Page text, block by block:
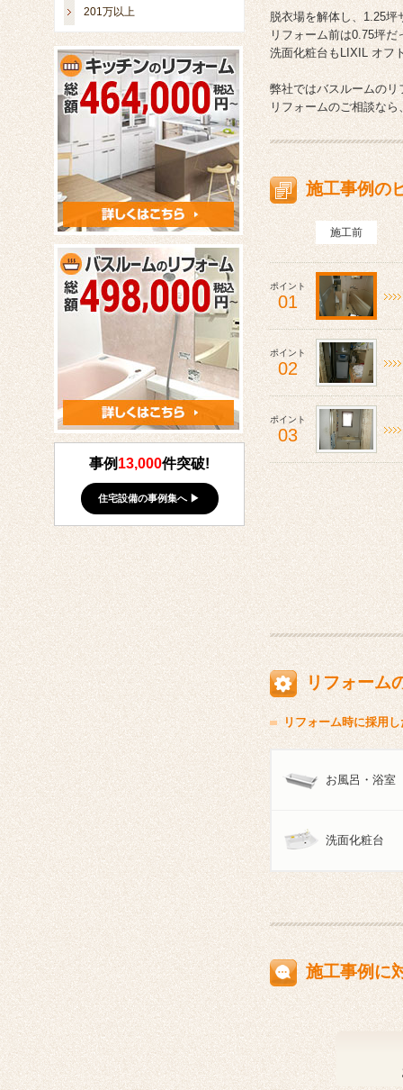
脱衣場を解体し、1.25
リフォーム前は0.75坪だ
洗面化粧台もLIXIL オフ
弊社ではバスルームの
リフォームのご相談な
施工事例の
施工前
ポイント
01
ポイント
02
ポイント
03
リフォーム
リフォーム時に採用
お風呂・浴室
洗面化粧台
施工事例に
201万以上
事例 13,000件突破!
住宅設備の事例集へ ▶